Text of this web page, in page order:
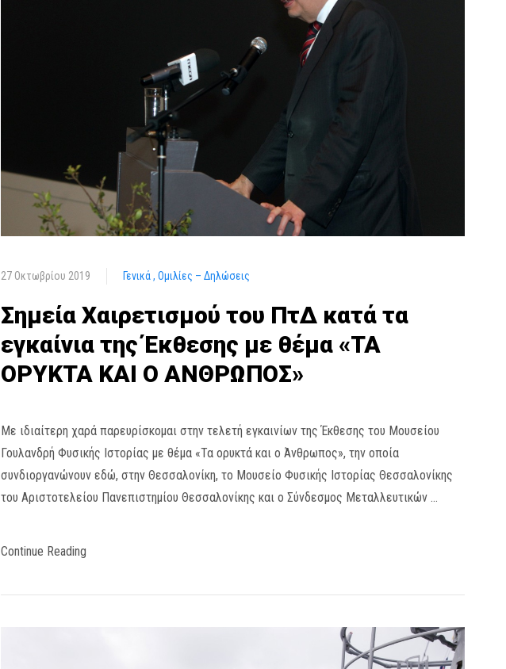
27 Οκτωβρίου 2019 Γενικά Ομιλίες – Δηλώσεις
Σημεία Χαιρετισμού του ΠτΔ κατά τα
εγκαίνια της Έκθεσης με θέμα «ΤΑ
ΟΡΥΚΤΑ ΚΑΙ Ο ΑΝΘΡΩΠΟΣ»
Με ιδιαίτερη χαρά παρευρίσκομαι στην τελετή εγκαινίων της Έκθεσης του Μουσείου
Γουλανδρή Φυσικής Ιστορίας με θέμα «Τα ορυκτά και ο Άνθρωπος», την οποία
συνδιοργανώνουν εδώ, στην Θεσσαλονίκη, το Μουσείο Φυσικής Ιστορίας Θεσσαλονίκης
του Αριστοτελείου Πανεπιστημίου Θεσσαλονίκης και ο Σύνδεσμος Μεταλλευτικών …
Continue Reading